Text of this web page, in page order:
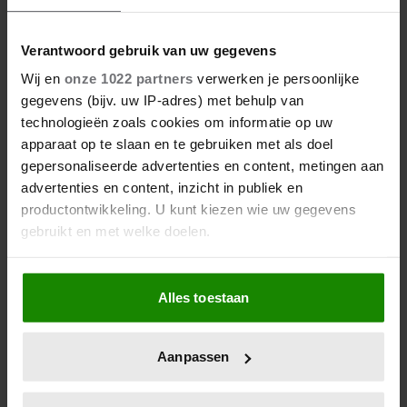
Verantwoord gebruik van uw gegevens
Wij en onze 1022 partners verwerken je persoonlijke
gegevens (bijv. uw IP-adres) met behulp van
technologieën zoals cookies om informatie op uw
apparaat op te slaan en te gebruiken met als doel
gepersonaliseerde advertenties en content, metingen aan
advertenties en content, inzicht in publiek en
productontwikkeling. U kunt kiezen wie uw gegevens
gebruikt en met welke doelen.
Als u het toestaat, willen we ook graag:
Informatie verzamelen over uw geografische
locatie, die tot een paar meter nauwkeurig kan zijn
scannen op specifieke eigenschappen (fingerprinting)
Alles toestaan
Aanpassen
1 augustus 2026
DIT IS DE FAVORIETE
ZOMERVAKANTIEPLEK VAN DE
BELGISCHE KONINKLIJKE
FAMILIE